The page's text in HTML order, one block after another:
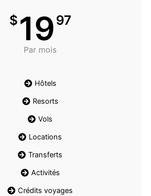
$1997
Par mois
Hôtels
Resorts
Vols
Locations
Transferts
Activités
Crédits voyages